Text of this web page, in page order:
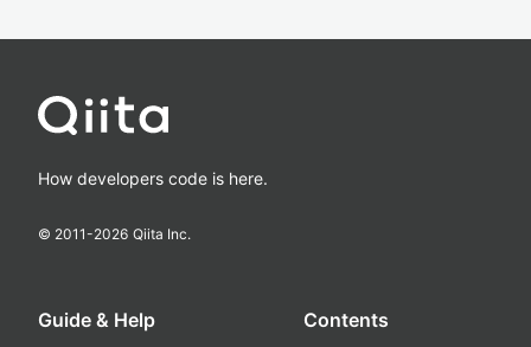
How developers code is here.
© 2011-2026 Qiita Inc.
Guide & Help Contents